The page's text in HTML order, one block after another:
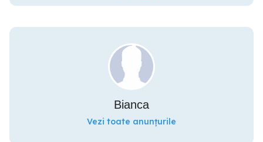
Bianca
Vezi toate anunțurile